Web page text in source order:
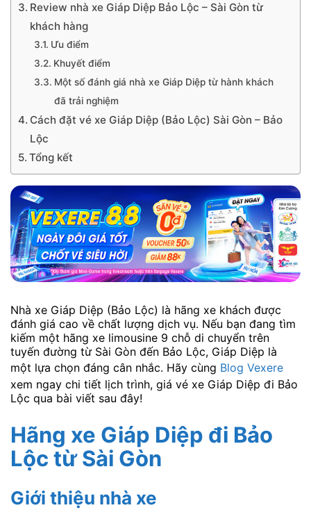
Review nhà xe Giáp Diệp Bảo Lộc – Sài Gòn từ
khách hàng
Ưu điểm
Khuyết điểm
Một số đánh giá nhà xe Giáp Diệp từ hành khách
đã trải nghiệm
Cách đặt vé xe Giáp Diệp (Bảo Lộc) Sài Gòn – Bảo
Lộc
Tổng kết
Nhà xe Giáp Diệp (Bảo Lộc) là hãng xe khách được
đánh giá cao về chất lượng dịch vụ. Nếu bạn đang tìm
kiếm một hãng xe limousine 9 chỗ di chuyển trên
tuyến đường từ Sài Gòn đến Bảo Lộc, Giáp Diệp là
một lựa chọn đáng cân nhắc. Hãy cùng Blog Vexere
xem ngay chi tiết lịch trình, giá vé xe Giáp Diệp đi Bảo
Lộc qua bài viết sau đây!
Hãng xe Giáp Diệp đi Bảo
Lộc từ Sài Gòn
Giới thiệu nhà xe